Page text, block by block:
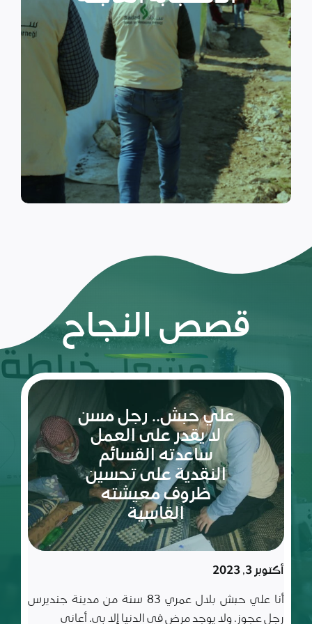
النزوح.
اقرأ المزيد
قصص النجاح
ريم:
شعلة
والإصرار
في عالم
مليء
بالتحديات
سبتمبر 10, 2023
ريم طفلة لم تكمل ربيعاها التاسع بعد، شعلة متوقدة
في العلم والأدب والأخلاق، تعيش مع أسرة تتألف من أب
وأم